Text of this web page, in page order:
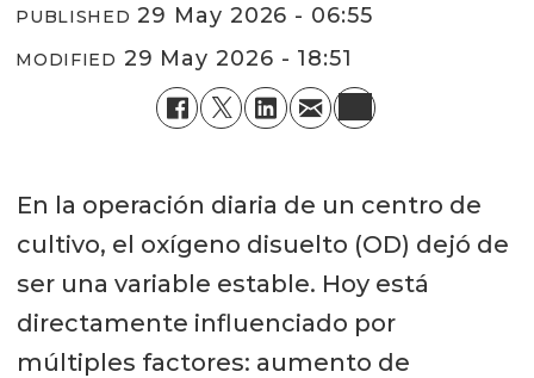
PUBLISHED 29 May 2026 - 06:55
MODIFIED 29 May 2026 - 18:51
En la operación diaria de un centro de
cultivo, el oxígeno disuelto (OD) dejó de
ser una variable estable. Hoy está
directamente influenciado por
múltiples factores: aumento de